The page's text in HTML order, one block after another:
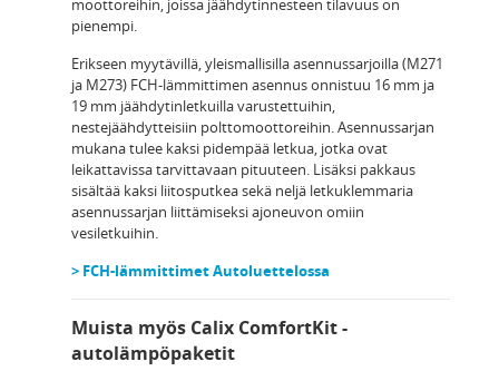
moottoreihin, joissa jäähdytinnesteen tilavuus on
pienempi.
Erikseen myytävillä, yleismallisilla asennussarjoilla (M271
ja M273) FCH-lämmittimen asennus onnistuu 16 mm ja
19 mm jäähdytinletkuilla varustettuihin,
nestejäähdytteisiin polttomoottoreihin. Asennussarjan
mukana tulee kaksi pidempää letkua, jotka ovat
leikattavissa tarvittavaan pituuteen. Lisäksi pakkaus
sisältää kaksi liitosputkea sekä neljä letkuklemmaria
asennussarjan liittämiseksi ajoneuvon omiin
vesiletkuihin.
> FCH-lämmittimet Autoluettelossa
Muista myös Calix ComfortKit -
autolämpöpaketit